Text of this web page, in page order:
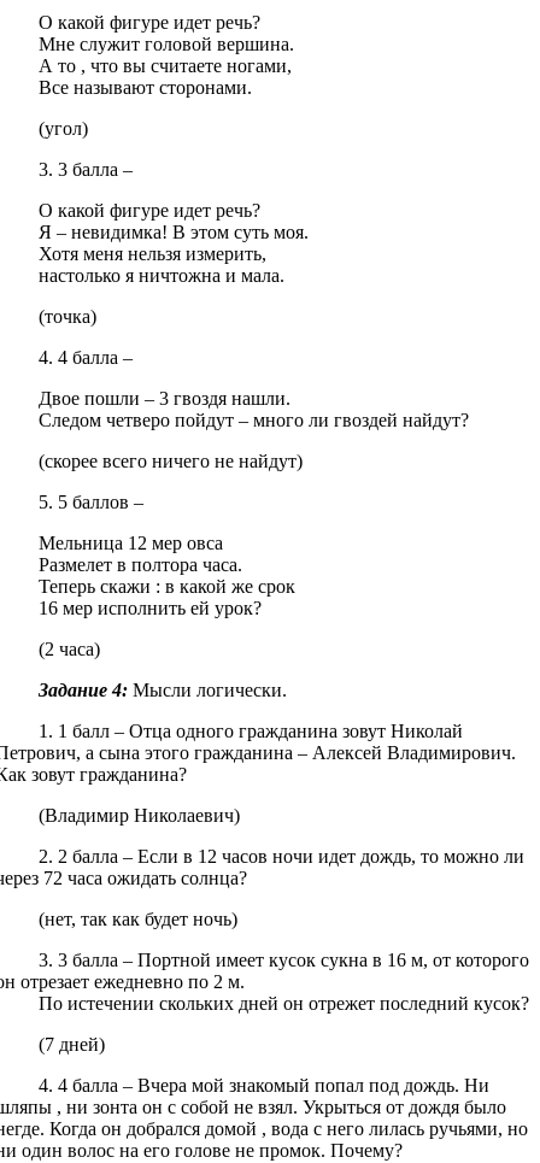
О какой фигуре идет речь?
Мне служит головой вершина.
А то , что вы считаете ногами,
Все называют сторонами.
(угол)
3. 3 балла –
О какой фигуре идет речь?
Я – невидимка! В этом суть моя.
Хотя меня нельзя измерить,
настолько я ничтожна и мала.
(точка)
4. 4 балла –
Двое пошли – 3 гвоздя нашли.
Следом четверо пойдут – много ли гвоздей найдут?
(скорее всего ничего не найдут)
5. 5 баллов –
Мельница 12 мер овса
Размелет в полтора часа.
Теперь скажи : в какой же срок
16 мер исполнить ей урок?
(2 часа)
Задание 4: Мысли логически.
1. 1 балл – Отца одного гражданина зовут Николай
а сына этого гражданина – Алексей Владимирович.
зовут гражданина?
(Владимир Николаевич)
2. 2 балла – Если в 12 часов ночи идет дождь, то можно ли
72 часа ожидать солнца?
(нет, так как будет ночь)
3. 3 балла – Портной имеет кусок сукна в 16 м, от которого
отрезает ежедневно по 2 м.
По истечении скольких дней он отрежет последний кусок?
(7 дней)
4. 4 балла – Вчера мой знакомый попал под дождь. Ни
, ни зонта он с собой не взял. Укрыться от дождя было
Когда он добрался домой , вода с него лилась ручьями, но
один волос на его голове не промок. Почему?